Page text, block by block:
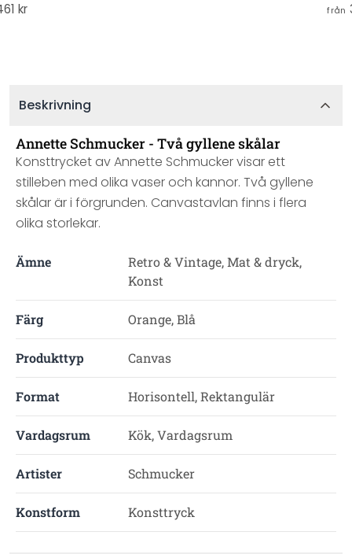
kr
från
Beskrivning
Annette Schmucker - Två gyllene skålar
Konsttrycket av Annette Schmucker visar ett
stilleben med olika vaser och kannor. Två gyllene
skålar är i förgrunden. Canvastavlan finns i flera
olika storlekar.
Ämne
Retro & Vintage, Mat & dryck,
Konst
Färg Orange, Blå
Produkttyp Canvas
Format Horisontell, Rektangulär
Vardagsrum Kök, Vardagsrum
Artister Schmucker
Konstform Konsttryck